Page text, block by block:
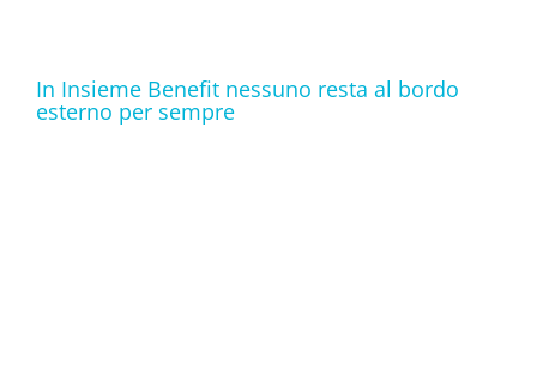
In Insieme Benefit nessuno resta al bordo
esterno per sempre